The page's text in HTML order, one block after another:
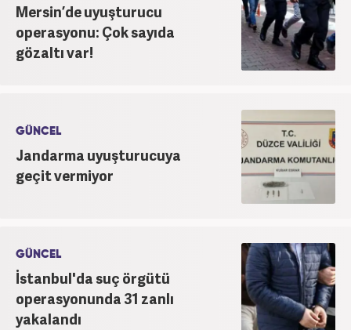
Mersin’de uyuşturucu
operasyonu: Çok sayıda
gözaltı var!
GÜNCEL
Jandarma uyuşturucuya
geçit vermiyor
GÜNCEL
İstanbul'da suç örgütü
operasyonunda 31 zanlı
yakalandı